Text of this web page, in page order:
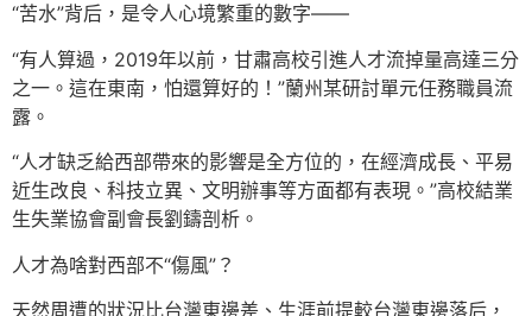
“苦水”背后，是令人心境繁重的數字——
“有人算過，2019年以前，甘肅高校引進人才流掉量高達三分
之一。這在東南，怕還算好的！”蘭州某研討單元任務職員流
露。
“人才缺乏給西部帶來的影響是全方位的，在經濟成長、平易
近生改良、科技立異、文明辦事等方面都有表現。”高校結業
生失業協會副會長劉鑄剖析。
人才為啥對西部不“傷風”？
天然周遭的狀況比台灣東邊差、生涯前提較台灣東邊落后，